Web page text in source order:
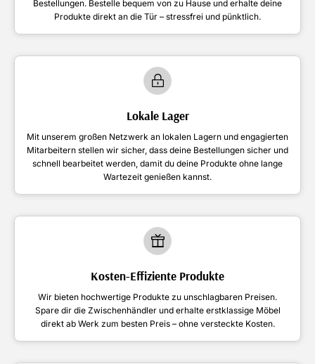
Bestellungen. Bestelle bequem von zu Hause und erhalte deine
Produkte direkt an die Tür – stressfrei und pünktlich.
Lokale Lager
Mit unserem großen Netzwerk an lokalen Lagern und engagierten
Mitarbeitern stellen wir sicher, dass deine Bestellungen sicher und
schnell bearbeitet werden, damit du deine Produkte ohne lange
Wartezeit genießen kannst.
Kosten-Effiziente Produkte
Wir bieten hochwertige Produkte zu unschlagbaren Preisen.
Spare dir die Zwischenhändler und erhalte erstklassige Möbel
direkt ab Werk zum besten Preis – ohne versteckte Kosten.